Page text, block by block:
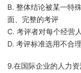
B. 整体结论被某一特
面、完整的考评
C. 考评者对每个经营
D. 考评标准选用不合
9.在国际企业的人力